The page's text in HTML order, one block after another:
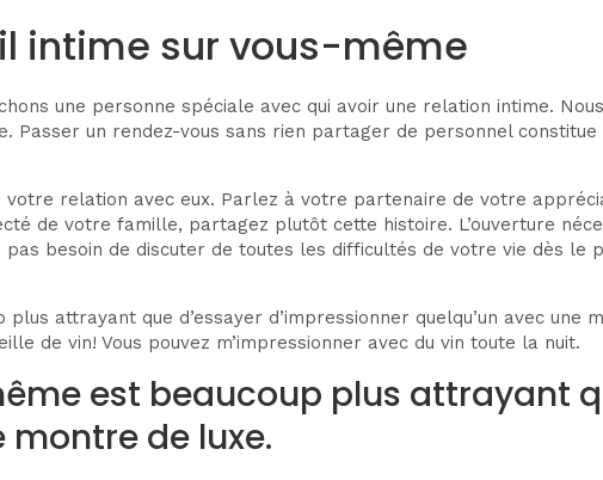
intime sur vous-même
une personne spéciale avec qui avoir une relation intime.
Passer un rendez-vous sans rien partager de personnel
relation avec eux. Parlez à votre partenaire de votre
de votre famille, partagez plutôt cette histoire. L’ouverture
pas besoin de discuter de toutes les difficultés de votre vie dès
attrayant que d’essayer d’impressionner quelqu’un avec une
de vin! Vous pouvez m’impressionner avec du vin toute la nuit.
est beaucoup plus attrayant
montre de luxe.